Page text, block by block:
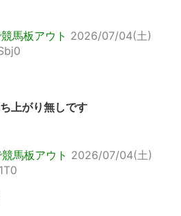
馬板アウト 2026/07/04(土)
上がり無しです
馬板アウト 2026/07/04(土)